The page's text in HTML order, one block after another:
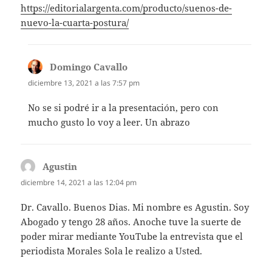
https://editorialargenta.com/producto/suenos-de-
nuevo-la-cuarta-postura/
Domingo Cavallo
diciembre 13, 2021 a las 7:57 pm
No se si podré ir a la presentación, pero con
mucho gusto lo voy a leer. Un abrazo
Agustin
diciembre 14, 2021 a las 12:04 pm
Dr. Cavallo. Buenos Dias. Mi nombre es Agustin. Soy
Abogado y tengo 28 años. Anoche tuve la suerte de
poder mirar mediante YouTube la entrevista que el
periodista Morales Sola le realizo a Usted.